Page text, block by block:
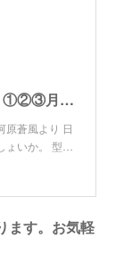
NHK文化センター青山教室：草月 ①②③月曜日 18:00クラス
原蒼風より 日
ょいか。 型…
ます。お気軽